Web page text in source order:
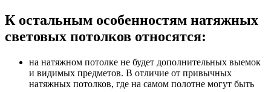
К остальным особенностям натяжных
световых потолков относятся:
на натяжном потолке не будет дополнительных выемок
и видимых предметов. В отличие от привычных
натяжных потолков, где на самом полотне могут быть